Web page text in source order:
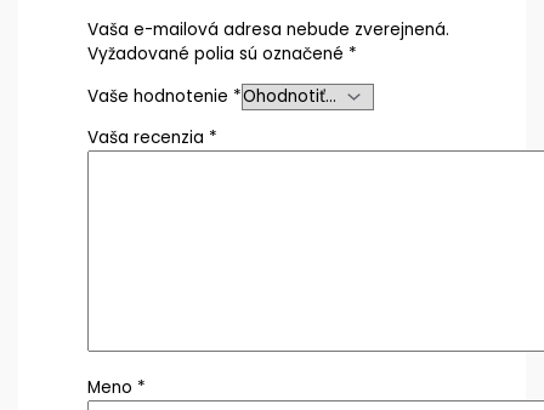
Vaša e-mailová adresa nebude zverejnená.
Vyžadované polia sú označené *
Vaše hodnotenie *
Vaša recenzia *
Meno *